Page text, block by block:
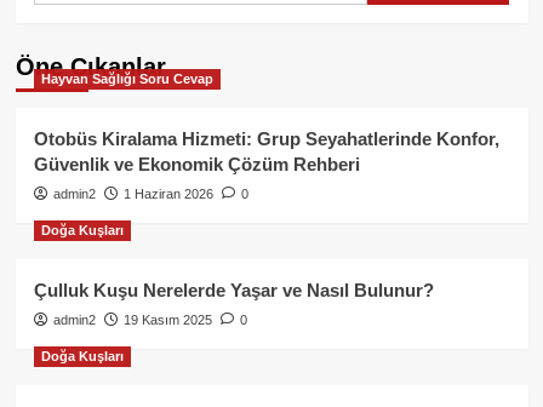
Öne Çıkanlar
Hayvan Sağlığı Soru Cevap
Otobüs Kiralama Hizmeti: Grup Seyahatlerinde Konfor,
Güvenlik ve Ekonomik Çözüm Rehberi
admin2 1 Haziran 2026 0
Doğa Kuşları
Çulluk Kuşu Nerelerde Yaşar ve Nasıl Bulunur?
admin2 19 Kasım 2025 0
Doğa Kuşları